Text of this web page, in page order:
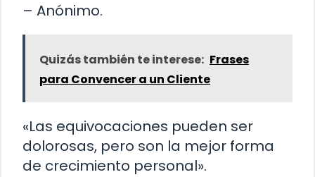
– Anónimo.
Quizás también te interese: Frases
para Convencer a un Cliente
«Las equivocaciones pueden ser
dolorosas, pero son la mejor forma
de crecimiento personal».